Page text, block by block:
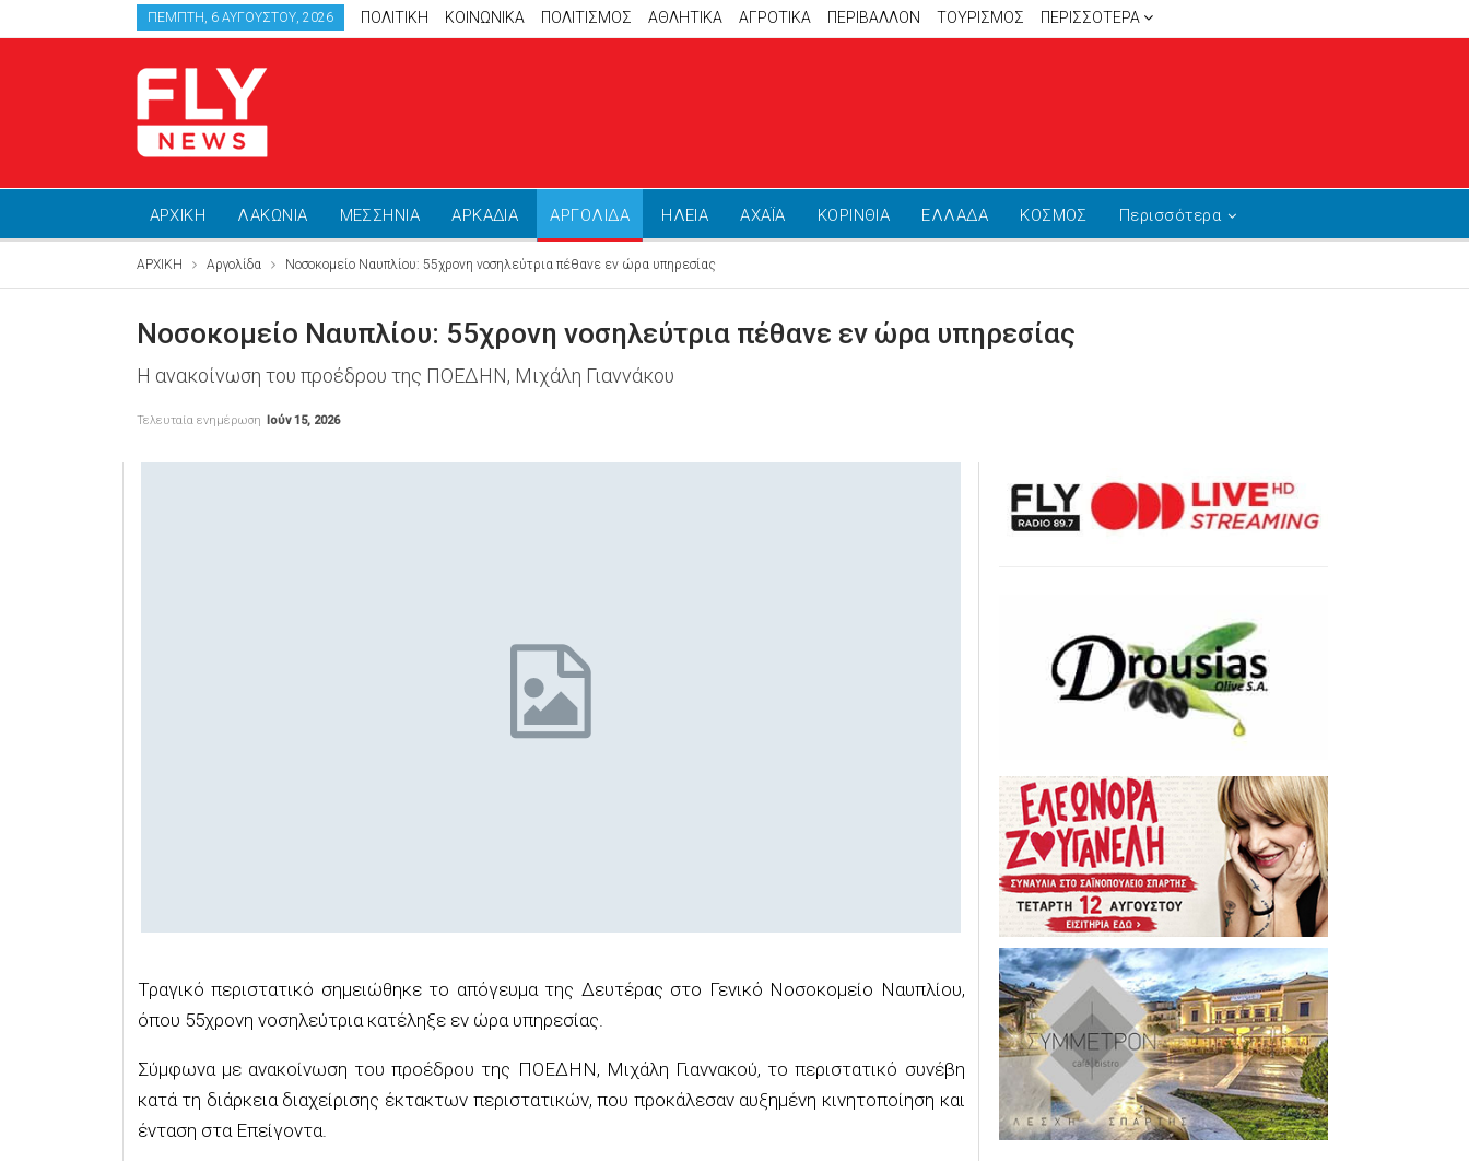
ΠΈΜΠΤΗ, 6 ΑΥΓΟΎΣΤΟΥ, 2026 ΠΟΛΙΤΙΚΗ ΚΟΙΝΩΝΙΚΑ ΠΟΛΙΤΙΣΜΟΣ ΑΘΛΗΤΙΚΆ ΑΓΡΟΤΙΚΑ ΠΕΡΙΒΑΛΛΟΝ ΤΟΥΡΙΣΜΟΣ ΠΕΡΙΣΣΌΤΕΡΑ
ΑΡΧΙΚΗ ΛΑΚΩΝΙΑ ΜΕΣΣΗΝΙΑ ΑΡΚΑΔΙΑ ΑΡΓΟΛΙΔΑ ΗΛΕΙΑ ΑΧΑΪΑ ΚΟΡΙΝΘΙΑ ΕΛΛΑΔΑ ΚΟΣΜΟΣ Περισσότερα
ΑΡΧΙΚΗ Αργολίδα Νοσοκομείο Ναυπλίου: 55χρονη νοσηλεύτρια πέθανε εν ώρα υπηρεσίας
Νοσοκομείο Ναυπλίου: 55χρονη νοσηλεύτρια πέθανε εν ώρα υπηρεσίας
Η ανακοίνωση του προέδρου της ΠΟΕΔΗΝ, Μιχάλη Γιαννάκου
Τελευταία ενημέρωση Ιούν 15, 2026
Τραγικό περιστατικό σημειώθηκε το απόγευμα της Δευτέρας στο Γενικό Νοσοκομείο Ναυπλίου,
όπου 55χρονη νοσηλεύτρια κατέληξε εν ώρα υπηρεσίας.
Σύμφωνα με ανακοίνωση του προέδρου της ΠΟΕΔΗΝ, Μιχάλη Γιαννακού, το περιστατικό συνέβη
κατά τη διάρκεια διαχείρισης έκτακτων περιστατικών, που προκάλεσαν αυξημένη κινητοποίηση και
ένταση στα Επείγοντα.